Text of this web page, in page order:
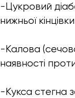
-Цукровий
нижньої
-Калова
наявності
-Кукса стегна